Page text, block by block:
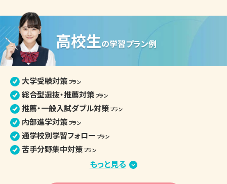
高校生の学習プラン例
大学受験対策 プラン
総合型選抜・推薦対策 プラン
推薦・一般入試ダブル対策 プラン
内部進学対策 プラン
通学校別学習フォロー プラン
苦手分野集中対策 プラン
定期テスト・評定対策プラン
もっと見る